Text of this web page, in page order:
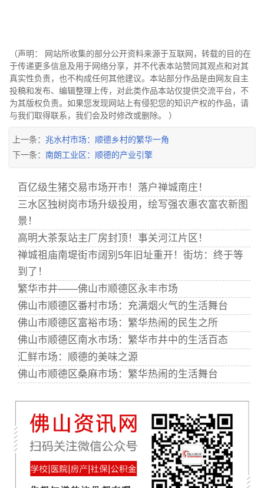
（声明： 网站所收集的部分公开资料来源于互联网，转载的目的在
于传递更多信息及用于网络分享，并不代表本站赞同其观点和对其
真实性负责，也不构成任何其他建议。本站部分作品是由网友自主
投稿和发布、编辑整理上传，对此类作品本站仅提供交流平台，不
为其版权负责。如果您发现网站上有侵犯您的知识产权的作品，请
与我们取得联系，我们会及时修改或删除。 ）
上一条： 兆水村市场：顺德乡村的繁华一角
下一条： 南朗工业区：顺德的产业引擎
百亿级生猪交易市场开市！落户禅城南庄！
三水区独树岗市场升级投用，绘写强农惠农富农新图
景！
高明大茶泵站主厂房封顶！事关河江片区！
禅城祖庙南堤街市阔别5年旧址重开！街坊：终于等
到了！
繁华市井——佛山市顺德区永丰市场
佛山市顺德区番村市场：充满烟火气的生活舞台
佛山市顺德区富裕市场：繁华热闹的民生之所
佛山市顺德区南水市场：繁华市井中的生活百态
汇鲜市场：顺德的美味之源
佛山市顺德区桑麻市场：繁华热闹的生活舞台